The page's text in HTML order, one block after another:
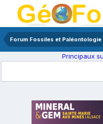
Forum Fossiles et Paléontologie
Principaux